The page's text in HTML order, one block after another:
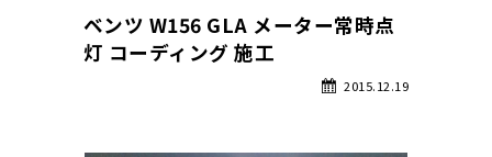
ベンツ W156 GLA メーター常時点
灯 コーディング 施工
2015.12.19